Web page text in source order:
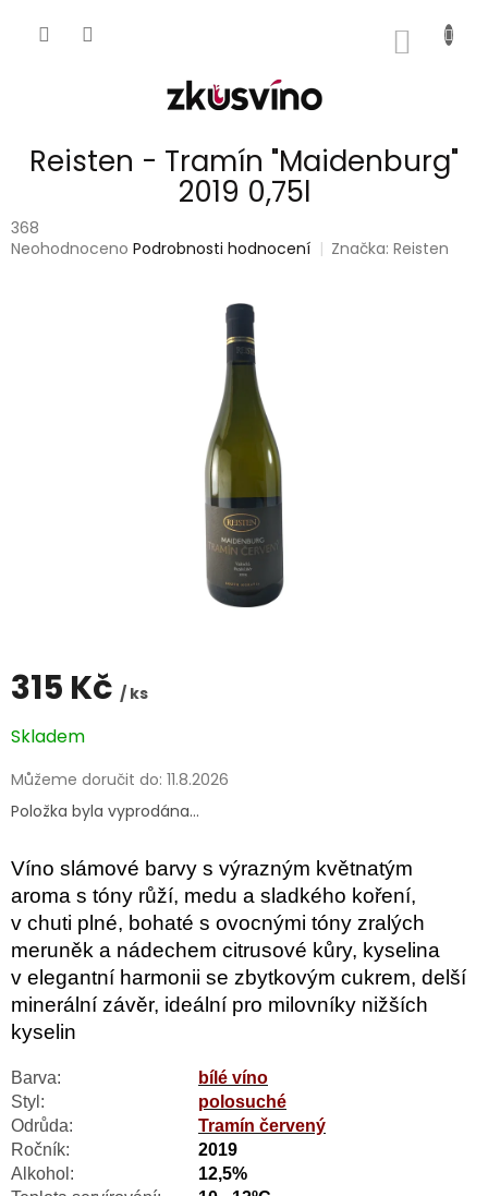
Reisten - Tramín "Maidenburg"
2019 0,75l
368
Průměrné
Neohodnoceno Podrobnosti hodnocení Značka:Reisten
315 Kč / ks
Měrná
cena:
Skladem
Můžeme doručit do: 11.8.2026
Položka byla vyprodána…
Víno slámové barvy s výrazným květnatým
aroma s tóny růží, medu a sladkého koření,
v chuti plné, bohaté s ovocnými tóny zralých
meruněk a nádechem citrusové kůry, kyselina
v elegantní harmonii se zbytkovým cukrem, delší
minerální závěr, ideální pro milovníky nižších
kyselin
Barva:
bílé víno
Styl:
polosuché
Odrůda:
Tramín červený
Ročník:
2019
Alkohol:
12,5%